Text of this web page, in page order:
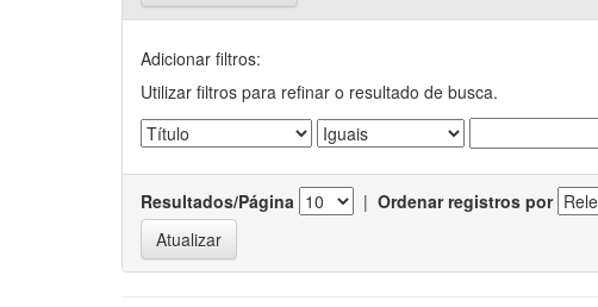
Adicionar filtros:
Utilizar filtros para refinar o resultado de busca.
Resultados/Página | Ordenar registros por